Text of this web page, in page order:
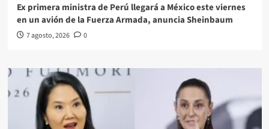
Ex primera ministra de Perú llegará a México este viernes
en un avión de la Fuerza Armada, anuncia Sheinbaum
7 agosto, 2026 0